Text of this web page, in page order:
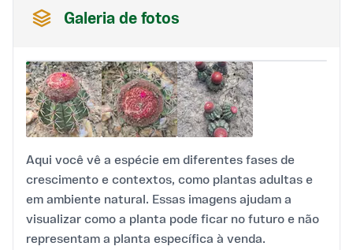
Galeria de fotos
Aqui você vê a espécie em diferentes fases de
crescimento e contextos, como plantas adultas e
em ambiente natural. Essas imagens ajudam a
visualizar como a planta pode ficar no futuro e não
representam a planta específica à venda.